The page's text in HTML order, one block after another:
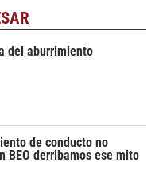
del aburrimiento
de conducto no
BEO derribamos ese mito